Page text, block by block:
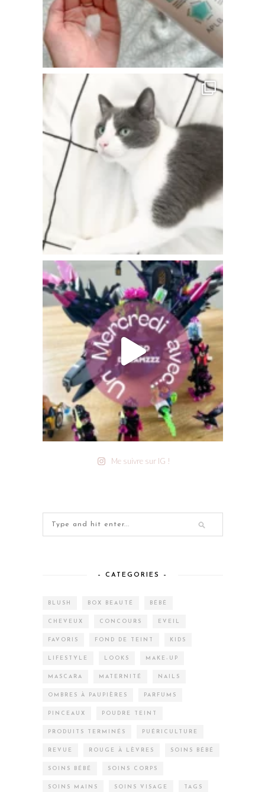
Me suivre sur IG !
– CATEGORIES –
BLUSH BOX BEAUTÉ BÉBÉ
CHEVEUX CONCOURS EVEIL
FAVORIS FOND DE TEINT KIDS
LIFESTYLE LOOKS MAKE-UP
MASCARA MATERNITÉ NAILS
OMBRES À PAUPIÈRES PARFUMS
PINCEAUX POUDRE TEINT
PRODUITS TERMINÉS PUÉRICULTURE
REVUE ROUGE À LÈVRES SOINS BÉBÉ
SOINS BÉBÉ SOINS CORPS
SOINS MAINS SOINS VISAGE TAGS